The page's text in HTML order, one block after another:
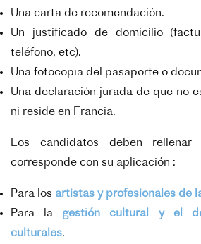
Una carta de recomendación.
Un justificado de domicilio
teléfono, etc).
Una fotocopia del pasaporte o
Una declaración jurada de que no
ni reside en Francia.
Los candidatos deben
corresponde con su aplicación :
Para los artistas y profesionales de
Para la gestión cultural y el
culturales.